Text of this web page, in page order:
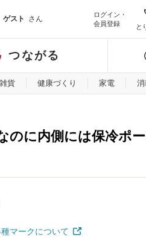
ゲスト さん
ログイン・
会員登録
と
つながる
貨 健康づくり 家電
のに内側には保冷ポ
マークについて